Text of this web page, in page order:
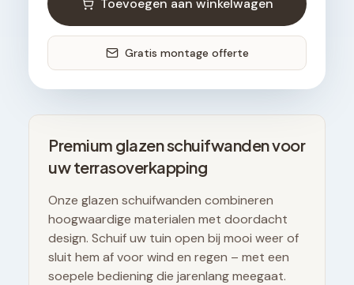
Toevoegen aan winkelwagen
Gratis montage offerte
Premium glazen schuifwanden voor
uw terrasoverkapping
Onze glazen schuifwanden combineren
hoogwaardige materialen met doordacht
design. Schuif uw tuin open bij mooi weer of
sluit hem af voor wind en regen – met een
soepele bediening die jarenlang meegaat.